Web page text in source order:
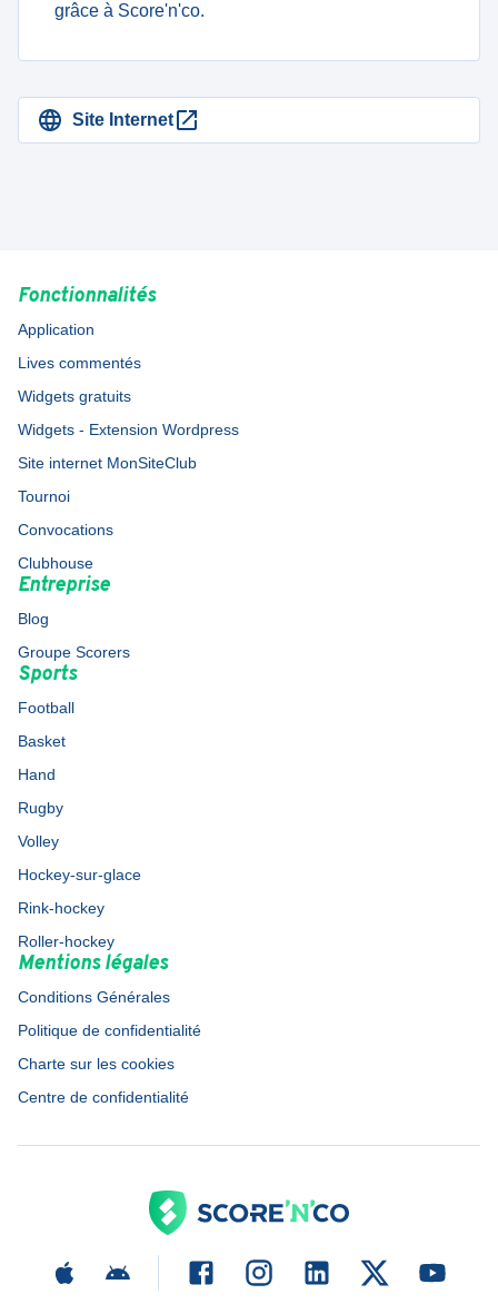
grâce à Score'n'co.
Site Internet
Fonctionnalités
Application
Lives commentés
Widgets gratuits
Widgets - Extension Wordpress
Site internet MonSiteClub
Tournoi
Convocations
Clubhouse
Entreprise
Blog
Groupe Scorers
Sports
Football
Basket
Hand
Rugby
Volley
Hockey-sur-glace
Rink-hockey
Roller-hockey
Mentions légales
Conditions Générales
Politique de confidentialité
Charte sur les cookies
Centre de confidentialité